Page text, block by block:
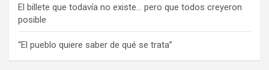
El billete que todavía no existe… pero que todos creyeron
posible
“El pueblo quiere saber de qué se trata”